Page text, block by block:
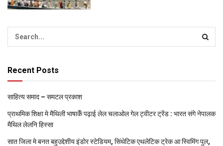
Recent Posts
साहित्य समाद – समटल प्रकाश
प्राथमिक शि‍क्षा मे मैथि‍ली भाषाकेँ पढ़ाई लेल चलाओल गेल ट्वीटर ट्रेंड : भारत संगे नेपालक
मैथिल लेलनि हिस्सा
सात जिला मे बनत बहुउद्देशीय इंडोर स्‍टेडि‍यम, सिंथेटिक एथलेटिक ट्रेक आ स्विमिंग पुल,